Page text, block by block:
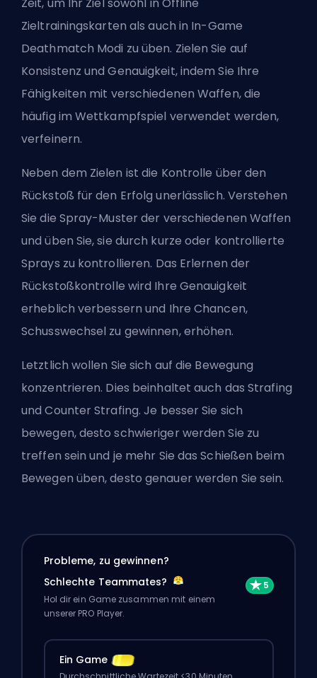
Zieltrainingskarten als auch in In-Game
Deathmatch Modi zu üben. Zielen Sie auf
Konsistenz und Genauigkeit, indem Sie Ihre
Fähigkeiten mit verschiedenen Waffen, die
häufig im Wettkampfspiel verwendet werden,
verfeinern.
Neben dem Zielen ist die Kontrolle über den
Rückstoß für den Erfolg unerlässlich. Verstehen
Sie die Spray-Muster der verschiedenen Waffen
und üben Sie, sie durch kurze oder kontrollierte
Sprays zu kontrollieren. Das Erlernen der
Rückstoßkontrolle wird Ihre Genauigkeit
erheblich verbessern und Ihre Chancen,
Schusswechsel zu gewinnen, erhöhen.
Letztlich wollen Sie sich auf die Bewegung
konzentrieren. Dies beinhaltet auch dasStrafing
und Counter Strafing. Je besser Sie sich
bewegen, desto schwieriger werden Sie zu
treffen sein und je mehr Sie das Schießen beim
Bewegen üben, desto genauer werden Sie sein.
Probleme, zu gewinnen?
Schlechte Teammates?
Hol dir ein Game zusammen mit einem
unserer PRO Player.
Ein Game